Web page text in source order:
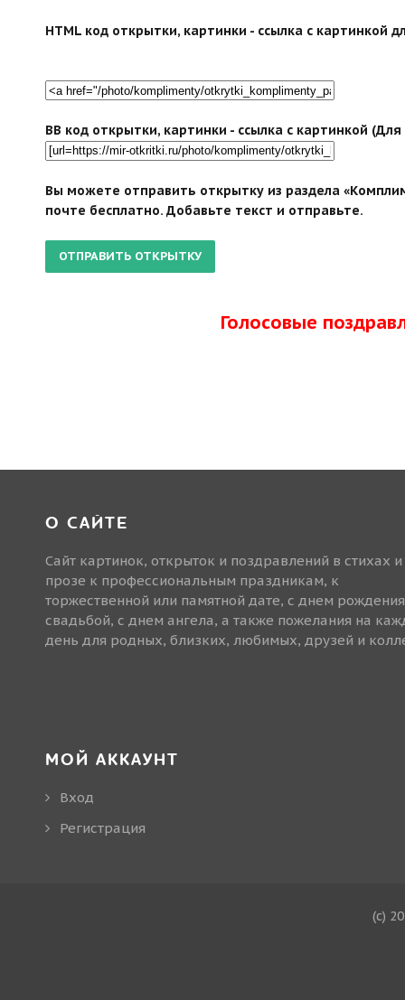
HTML код открытки, картинки - ссылка с картинкой
BB код открытки, картинки - ссылка с картинкой
Вы можете отправить открытку из раздела
почте бесплатно. Добавьте текст и отправьте.
Голосовые
О САЙТЕ
Сайт картинок, открыток и поздравлений в стихах и
прозе к профессиональным праздникам, к
торжественной или памятной дате, с днем
свадьбой, с днем ангела, а также пожелания на
день для родных, близких, любимых, друзей и
МОЙ АККАУНТ
Вход
Регистрация
(c)